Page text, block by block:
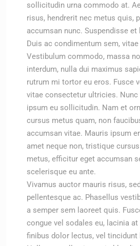
sollicitudin urna commodo at.
risus, hendrerit nec metus quis,
accumsan nunc. Suspendisse
Duis ac condimentum sem,
Vestibulum commodo, massa
interdum, nulla dui maximus
rutrum mi tortor eu eros. Fusce
vitae consectetur ultricies.
ipsum eu sollicitudin. Nam et
cursus metus quam, non
accumsan vitae. Mauris ipsum
amet neque non, tristique
metus, efficitur eget accumsan
scelerisque eu ante.
Vivamus auctor mauris risus,
pellentesque ac. Phasellus
a semper sem laoreet quis.
congue vel sodales eu, lacinia
finibus dolor lectus, vel